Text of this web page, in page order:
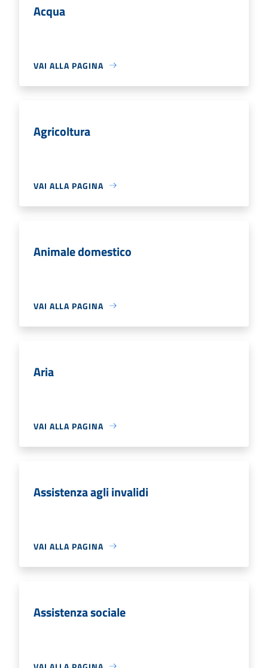
Acqua
VAI ALLA PAGINA
Agricoltura
VAI ALLA PAGINA
Animale domestico
VAI ALLA PAGINA
Aria
VAI ALLA PAGINA
Assistenza agli invalidi
VAI ALLA PAGINA
Assistenza sociale